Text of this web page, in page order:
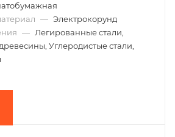
— Электрокорунд
— Легированные стали,
Углеродистые стали,